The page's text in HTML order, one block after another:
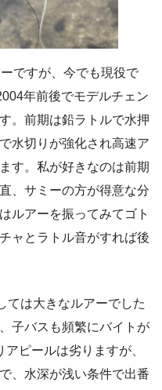
ですが、今でも現役で
年前後でモデルチェン
。前期は鉛ラトルで水押
水切りが強化され高速ア
す。私が好きなのは前期
、サミーの方が得意な分
ルアーを振ってみてゴト
ャとラトル音がすれば後
ては大きなルアーでした
子バスも頻繁にバイトが
ピールは劣りますが、
、水深が浅い条件で出番